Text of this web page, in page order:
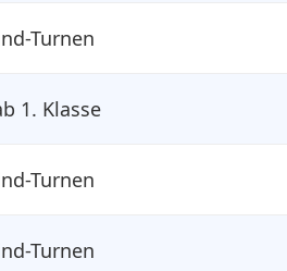
Turnen
1. Klasse
Turnen
Turnen